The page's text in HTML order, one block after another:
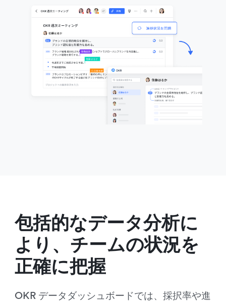
包括的なデータ分析に
より、チームの状況を
正確に把握
OKR データダッシュボードでは、採択率や進